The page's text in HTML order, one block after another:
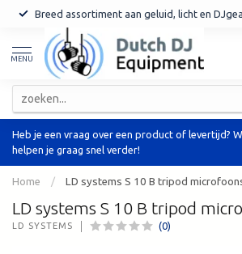
Breed assortiment aan geluid, licht en
MENU
Heb je een vraag over een product of levertijd?
helpen je graag snel verder!
Home / LD systems S 10 B tripod
LD systems S 10 B tripod
LD SYSTEMS (0)